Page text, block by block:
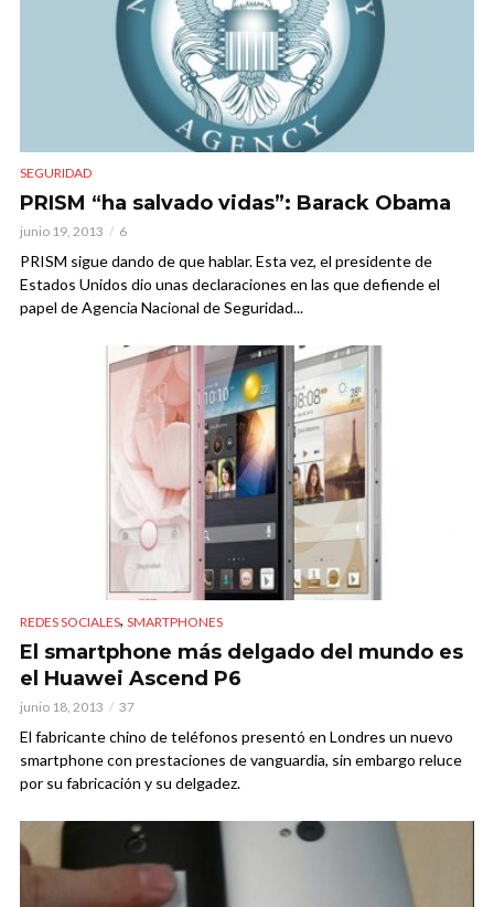
SEGURIDAD
PRISM “ha salvado vidas”: Barack Obama
junio 19, 2013 6
PRISM sigue dando de que hablar. Esta vez, el presidente de
Estados Unidos dio unas declaraciones en las que defiende el
papel de Agencia Nacional de Seguridad...
REDES SOCIALES, SMARTPHONES
El smartphone más delgado del mundo es
el Huawei Ascend P6
junio 18, 2013 37
El fabricante chino de teléfonos presentó en Londres un nuevo
smartphone con prestaciones de vanguardia, sin embargo reluce
por su fabricación y su delgadez.